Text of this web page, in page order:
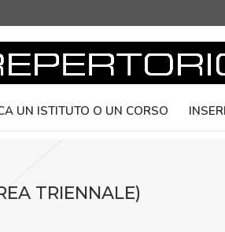
UN ISTITUTO O UN CORSO
TRIENNALE)